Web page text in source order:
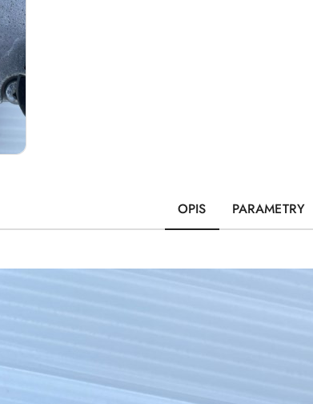
OPIS PARAMETRY